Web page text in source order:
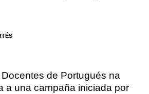
de Portugués na
a una campaña iniciada por